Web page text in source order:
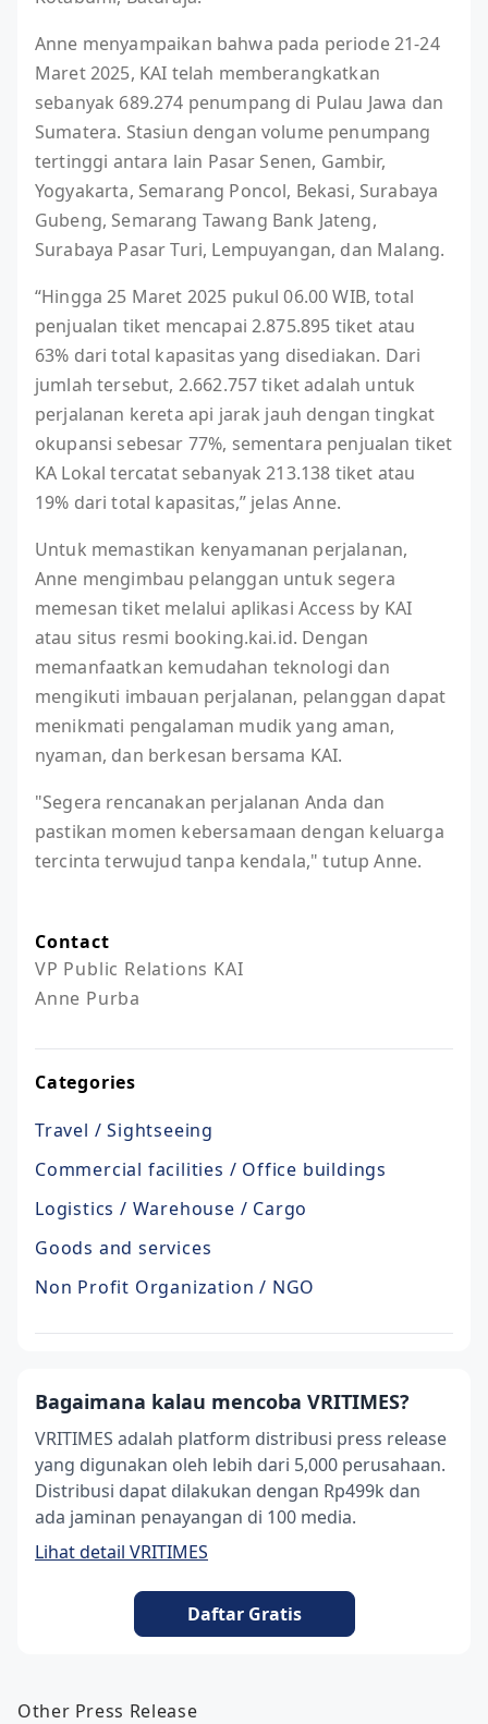
Anne menyampaikan bahwa pada periode 21-24
Maret 2025, KAI telah memberangkatkan
sebanyak 689.274 penumpang di Pulau Jawa dan
Sumatera. Stasiun dengan volume penumpang
tertinggi antara lain Pasar Senen, Gambir,
Yogyakarta, Semarang Poncol, Bekasi, Surabaya
Gubeng, Semarang Tawang Bank Jateng,
Surabaya Pasar Turi, Lempuyangan, dan Malang.
“Hingga 25 Maret 2025 pukul 06.00 WIB, total
penjualan tiket mencapai 2.875.895 tiket atau
63% dari total kapasitas yang disediakan. Dari
jumlah tersebut, 2.662.757 tiket adalah untuk
perjalanan kereta api jarak jauh dengan tingkat
okupansi sebesar 77%, sementara penjualan tiket
KA Lokal tercatat sebanyak 213.138 tiket atau
19% dari total kapasitas,” jelas Anne.
Untuk memastikan kenyamanan perjalanan,
Anne mengimbau pelanggan untuk segera
memesan tiket melalui aplikasi Access by KAI
atau situs resmi booking.kai.id. Dengan
memanfaatkan kemudahan teknologi dan
mengikuti imbauan perjalanan, pelanggan dapat
menikmati pengalaman mudik yang aman,
nyaman, dan berkesan bersama KAI.
"Segera rencanakan perjalanan Anda dan
pastikan momen kebersamaan dengan keluarga
tercinta terwujud tanpa kendala," tutup Anne.
Contact
VP Public Relations KAI
Anne Purba
Categories
Travel / Sightseeing
Commercial facilities / Office buildings
Logistics / Warehouse / Cargo
Goods and services
Non Profit Organization / NGO
Bagaimana kalau mencoba VRITIMES?
VRITIMES adalah platform distribusi press release
yang digunakan oleh lebih dari 5,000 perusahaan.
Distribusi dapat dilakukan dengan Rp499k dan
ada jaminan penayangan di 100 media.
Lihat detail VRITIMES
Daftar Gratis
Other Press Release